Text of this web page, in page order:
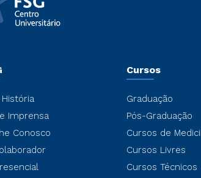
História
Imprensa
Conosco
Cursos
Graduação
Pós-Graduação
Cursos de
Cursos Livres
Cursos Técnicos